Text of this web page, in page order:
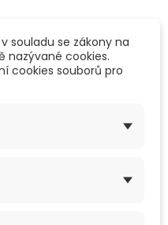
 FILTROVAT
souladu se zákony na
nazývané cookies.
cookies souborů pro